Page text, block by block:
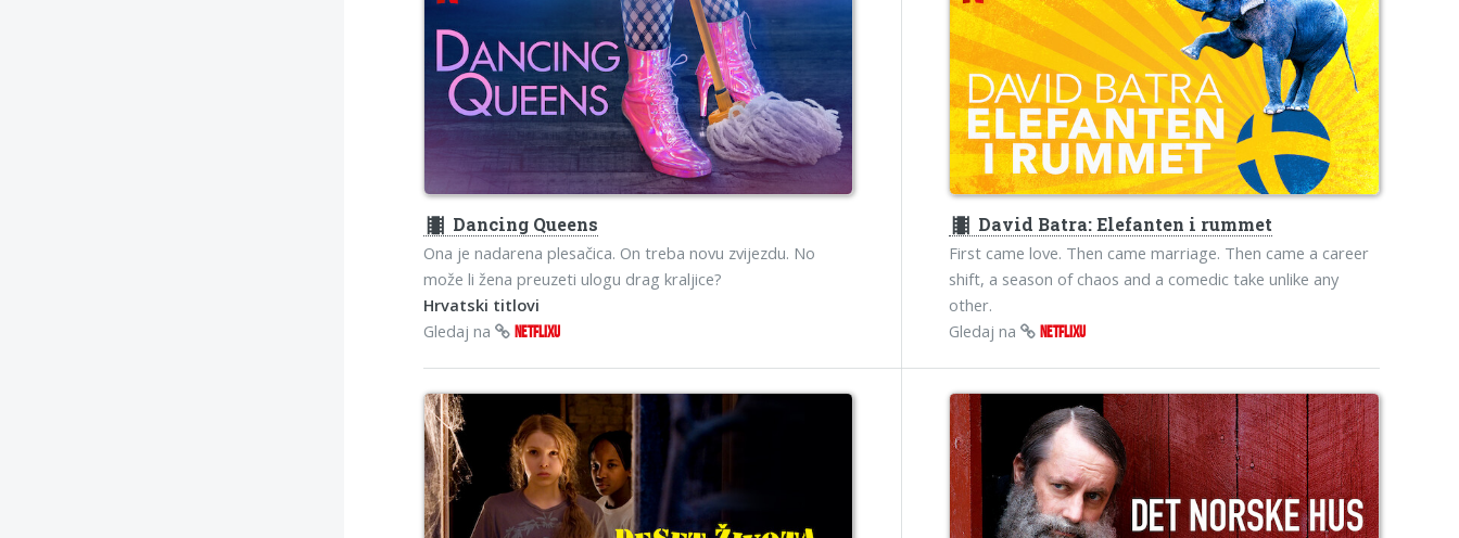
theaters Dancing Queens
Ona je nadarena plesačica. On treba novu zvijezdu. No
može li žena preuzeti ulogu drag kraljice?
Hrvatski titlovi
Gledaj na
NETFLIXU
theaters David Batra: Elefanten i rummet
First came love. Then came marriage. Then came a career
shift, a season of chaos and a comedic take unlike any
other.
Gledaj na
NETFLIXU